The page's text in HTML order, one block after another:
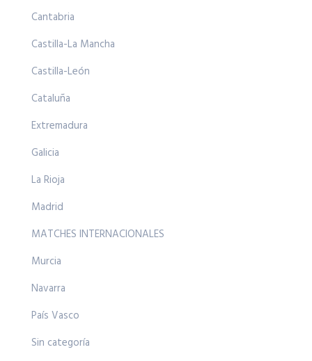
Cantabria
Castilla-La Mancha
Castilla-León
Cataluña
Extremadura
Galicia
La Rioja
Madrid
MATCHES INTERNACIONALES
Murcia
Navarra
País Vasco
Sin categoría